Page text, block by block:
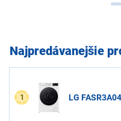
Najpredávanejšie
1 LG